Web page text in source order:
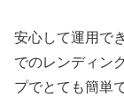
安心して運用で
でのレンディン
プでとても簡単